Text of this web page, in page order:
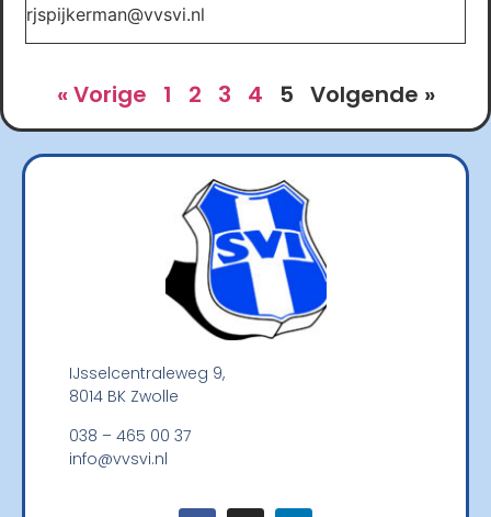
rjspijkerman@vvsvi.nl
« Vorige 1 2 3 4 5 Volgende »
IJsselcentraleweg 9,
8014 BK Zwolle
038 – 465 00 37
info@vvsvi.nl